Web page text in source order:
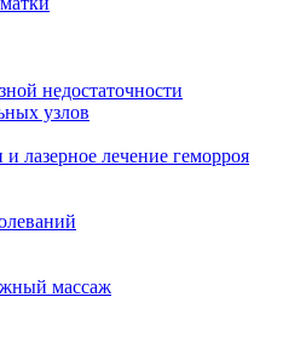
недостаточности
узлов
лазерное лечение геморроя
массаж